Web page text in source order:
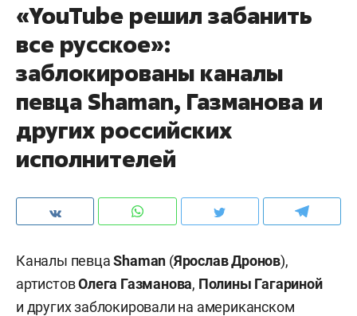
«YouTube решил забанить
все русское»:
заблокированы каналы
певца Shaman, Газманова и
других российских
исполнителей
Каналы певцаShaman (Ярослав Дронов),
артистовОлега Газманова, Полины Гагариной
и других заблокировали на американском